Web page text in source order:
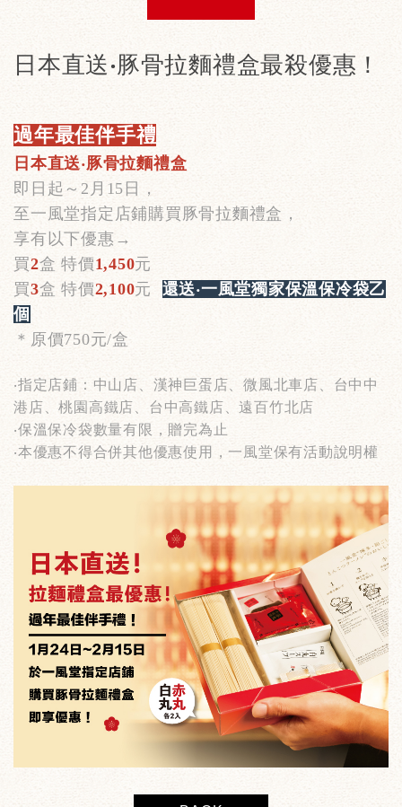
日本直送‧豚骨拉麵禮盒最殺優惠！
過年最佳伴手禮
日本直送‧豚骨拉麵禮盒
即日起～2月15日，
至一風堂指定店鋪購買豚骨拉麵禮盒，
享有以下優惠→
買2盒 特價1,450元
買3盒 特價2,100元 還送‧一風堂獨家保溫保冷袋乙
個
＊原價750元/盒
‧指定店鋪：中山店、漢神巨蛋店、微風北車店、台中中
港店、桃園高鐵店、台中高鐵店、遠百竹北店
‧保溫保冷袋數量有限，贈完為止
‧本優惠不得合併其他優惠使用，一風堂保有活動說明權